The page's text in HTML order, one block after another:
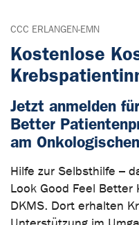
CCC ERLANGEN-EMN
Kostenlose
Jetzt anmelden
Better
am
Hilfe zur Selbsthilfe –
Look Good Feel
DKMS. Dort erhalten